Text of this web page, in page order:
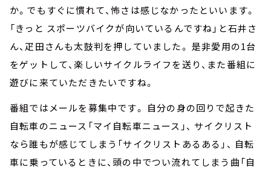
か。でもすぐに慣れて、怖さは感じなかったといいます。
「きっと スポーツバイクが向いているんですね」と石井さ
ん、疋田さんも太鼓判を押していました。 是非愛用の1台
をゲットして、楽しいサイクルライフを送り、また番組に
遊びに来ていただきたいですね。
番組ではメールを募集中です。 自分の身の回りで起きた
自転車のニュース「マイ自転車ニュース」、 サイクリスト
なら誰もが感じてしまう「サイクリストあるある」、 自転
車に乗っているときに、頭の中でつい流れてしまう曲「自